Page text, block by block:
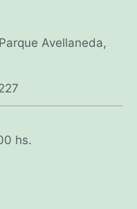
Avellaneda,
hs.